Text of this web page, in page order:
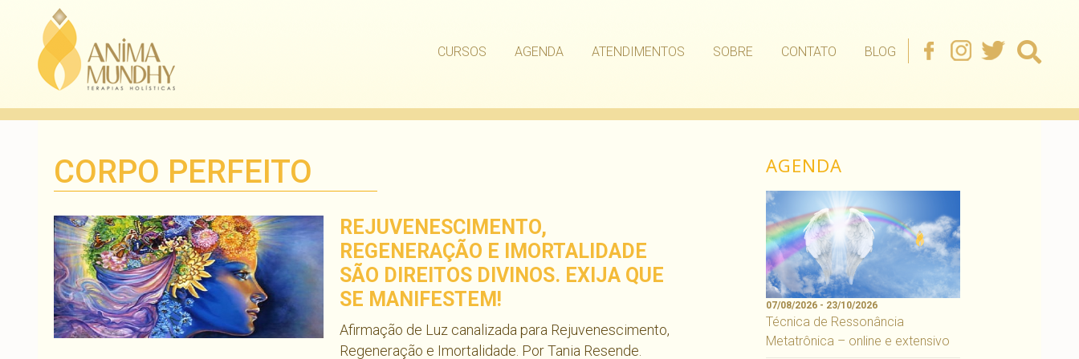
CURSOS AGENDA ATENDIMENTOS SOBRE CONTATO BLOG
CORPO PERFEITO
REJUVENESCIMENTO,
REGENERAÇÃO E IMORTALIDADE
SÃO DIREITOS DIVINOS. EXIJA QUE
SE MANIFESTEM!
Afirmação de Luz canalizada para Rejuvenescimento,
Regeneração e Imortalidade. Por Tania Resende.
AGENDA
07/08/2026 - 23/10/2026
Técnica de Ressonância
Metatrônica – online e extensivo